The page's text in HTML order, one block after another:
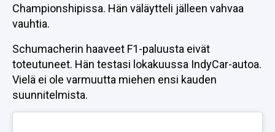
Championshipissa. Hän väläytteli jälleen vahvaa
vauhtia.
Schumacherin haaveet F1-paluusta eivät
toteutuneet. Hän testasi lokakuussa IndyCar-autoa.
Vielä ei ole varmuutta miehen ensi kauden
suunnitelmista.